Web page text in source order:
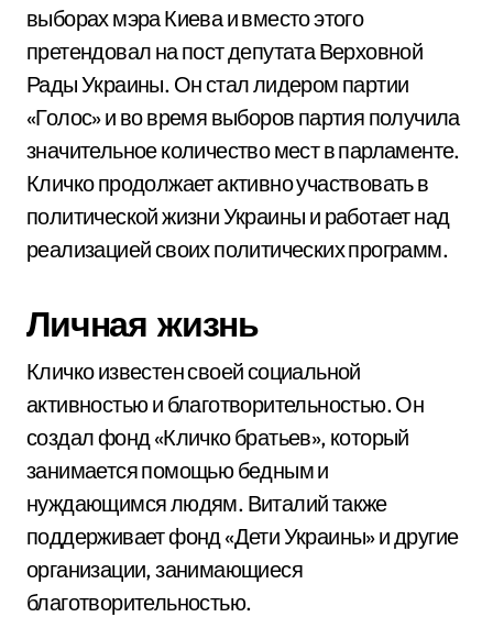
выборах мэра Киева и вместо этого
претендовал на пост депутата Верховной
Рады Украины. Он стал лидером партии
«Голос» и во время выборов партия получила
значительное количество мест в парламенте.
Кличко продолжает активно участвовать в
политической жизни Украины и работает над
реализацией своих политических программ.
Личная жизнь
Кличко известен своей социальной
активностью и благотворительностью. Он
создал фонд «Кличко братьев», который
занимается помощью бедным и
нуждающимся людям. Виталий также
поддерживает фонд «Дети Украины» и другие
организации, занимающиеся
благотворительностью.